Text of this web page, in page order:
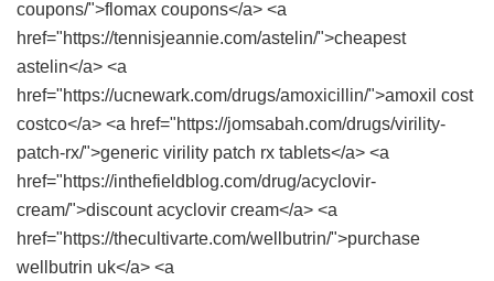
coupons/">flomax coupons</a> <a
href="https://tennisjeannie.com/astelin/">cheapest
astelin</a> <a
href="https://ucnewark.com/drugs/amoxicillin/">amoxil cost
costco</a> <a href="https://jomsabah.com/drugs/virility-
patch-rx/">generic virility patch rx tablets</a> <a
href="https://inthefieldblog.com/drug/acyclovir-
cream/">discount acyclovir cream</a> <a
href="https://thecultivarte.com/wellbutrin/">purchase
wellbutrin uk</a> <a